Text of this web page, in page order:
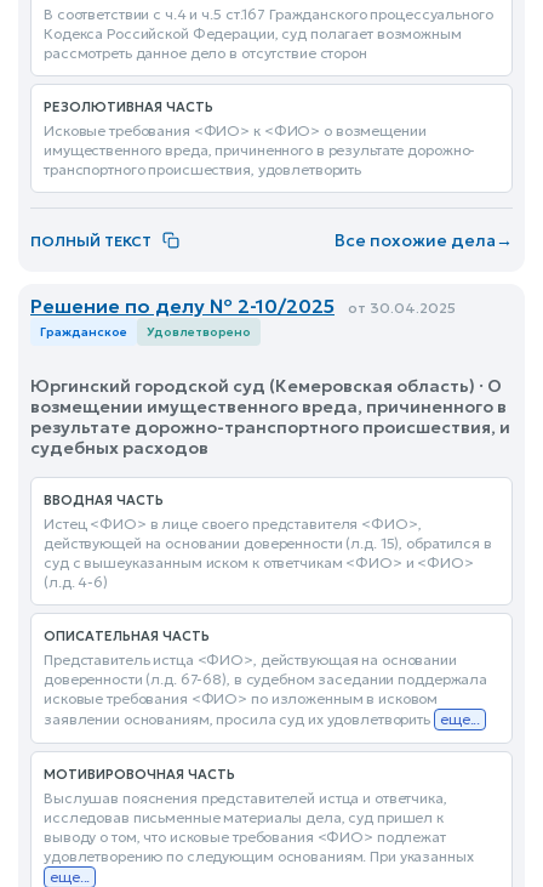
В соответствии с ч.4 и ч.5 ст.167 Гражданского процессуального
Кодекса Российской Федерации, суд полагает возможным
рассмотреть данное дело в отсутствие сторон
РЕЗОЛЮТИВНАЯ ЧАСТЬ
Исковые требования <ФИО> к <ФИО> о возмещении
имущественного вреда, причиненного в результате дорожно-
транспортного происшествия, удовлетворить
ПОЛНЫЙ ТЕКСТ Все похожие дела→
Решение по делу № 2-10/2025 от 30.04.2025
Гражданское Удовлетворено
Юргинский городской суд (Кемеровская область) · О
возмещении имущественного вреда, причиненного в
результате дорожно-транспортного происшествия, и
судебных расходов
ВВОДНАЯ ЧАСТЬ
Истец <ФИО> в лице своего представителя <ФИО>,
действующей на основании доверенности (л.д. 15), обратился в
суд с вышеуказанным иском к ответчикам <ФИО> и <ФИО>
(л.д. 4-6)
ОПИСАТЕЛЬНАЯ ЧАСТЬ
Представитель истца <ФИО>, действующая на основании
доверенности (л.д. 67-68), в судебном заседании поддержала
исковые требования <ФИО> по изложенным в исковом
заявлении основаниям, просила суд их удовлетворить еще...
МОТИВИРОВОЧНАЯ ЧАСТЬ
Выслушав пояснения представителей истца и ответчика,
исследовав письменные материалы дела, суд пришел к
выводу о том, что исковые требования <ФИО> подлежат
удовлетворению по следующим основаниям. При указанных
еще...